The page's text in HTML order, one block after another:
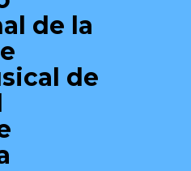
de la
de